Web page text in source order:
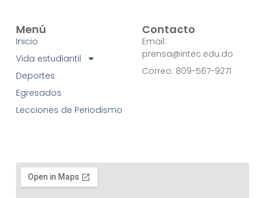
Menú
Inicio
Vida estudiantil
Deportes
Egresados
Lecciones de Periodismo
Contacto
Email:
prensa@intec.edu.do
Correo: 809-567-9271